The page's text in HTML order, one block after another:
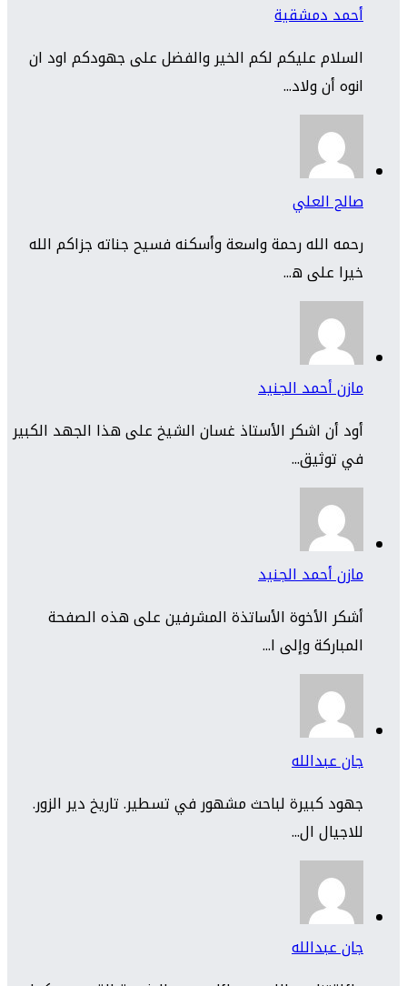
أحمد دمشقية
السلام عليكم لكم الخير والفضل على جهودكم اود ان
انوه أن ولاد...
صالح العلي
رحمه الله رحمة واسعة وأسكنه فسيح جناته جزاكم الله
خيرا على ه...
مازن أحمد الجنيد
أود أن اشكر الأستاذ غسان الشيخ على هذا الجهد الكبير
في توثيق...
مازن أحمد الجنيد
أشكر الأخوة الأساتذة المشرفين على هذه الصفحة
المباركة وإلى ا...
جان عبدالله
جهود كبيرة لباحث مشهور في تسطير. تاريخ دير الزور.
للاجيال ال...
جان عبدالله